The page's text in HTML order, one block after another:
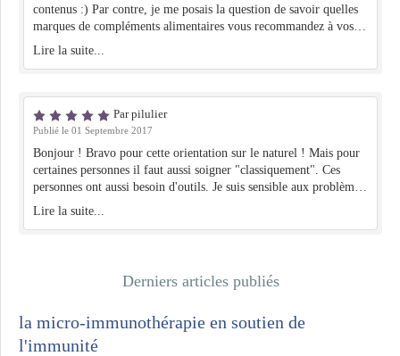
contenus :) Par contre, je me posais la question de savoir quelles
marques de compléments alimentaires vous recommandez à vos
patients ? On en trouve beaucoup et de diverses qualité. J'ai
href="reponsenature.com">reponsenature.com</a>. Cette marque
a très bonne réputation, notamment pour la pureté des ingrédients
utilisés. Qu'en pensez-vous ?
Lire la suite...
Par pilulier
Publié le 01 Septembre 2017
Bonjour ! Bravo pour cette orientation sur le naturel ! Mais pour
certaines personnes il faut aussi soigner "classiquement". Ces
personnes ont aussi besoin d'outils. Je suis sensible aux problèmes
d'observance et d'autonomie du patient dans la prise en charge de
toutes les principes actifs des médicaments en les conservant dans
Concours Lépine 2016 C'est le pilulier Pilleasy. Il est doux,
souple, coloré. Il convient à tous les âges et toutes les pathologies.
Lire la suite...
Derniers articles publiés
la micro-immunothérapie en soutien de
l'immunité